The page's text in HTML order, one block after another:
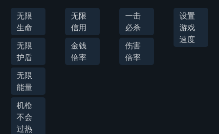
无限
生命
无限
护盾
无限
能量
机枪
不会
过热
无限
信用
金钱
倍率
一击
必杀
伤害
倍率
设置
游戏
速度